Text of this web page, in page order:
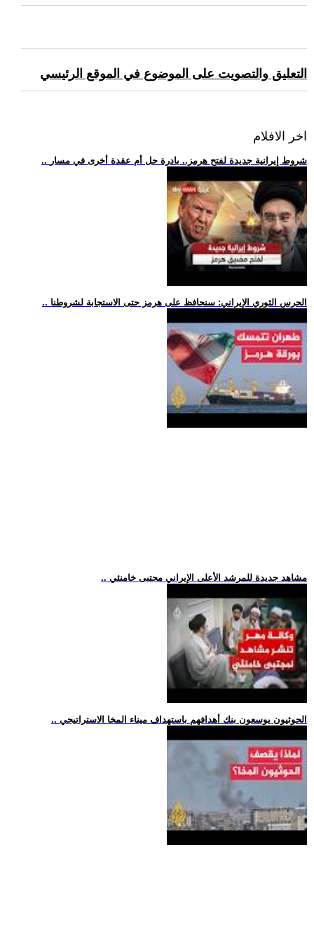
التعليق والتصويت على الموضوع في الموقع الرئيسي
اخر الافلام
.. شروط إيرانية جديدة لفتح هرمز.. بادرة حل أم عقدة أخرى في مسار
.. الحرس الثوري الإيراني: سنحافظ على هرمز حتى الاستجابة لشروطنا
.. مشاهد جديدة للمرشد الأعلى الإيراني مجتبى خامنئي
.. الحوثيون يوسعون بنك أهدافهم باستهداف ميناء المخا الاستراتيجي